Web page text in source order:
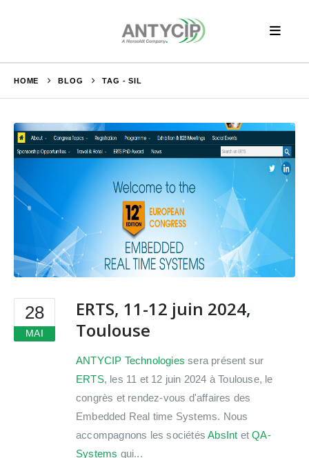
HOME BLOG TAG -SIL
28
MAI
ERTS, 11-12 juin 2024,
Toulouse
ANTYCIP Technologies sera présent sur
ERTS, les 11 et 12 juin 2024 à Toulouse, le
congrès et rendez-vous d'affaires des
Embedded Real time Systems. Nous
accompagnons les sociétésAbsInt etQA-
Systems qui...